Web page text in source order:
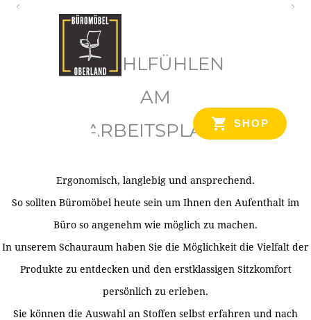
SHOP
WOHLFÜHLEN
AM
ARBEITSPLATZ
Ergonomisch, langlebig und ansprechend.
So sollten Büromöbel heute sein um Ihnen den Aufenthalt im
Büro so angenehm wie möglich zu machen.
In unserem Schauraum haben Sie die Möglichkeit die Vielfalt der
Produkte zu entdecken und den erstklassigen Sitzkomfort
persönlich zu erleben.
Sie können die Auswahl an Stoffen selbst erfahren und nach